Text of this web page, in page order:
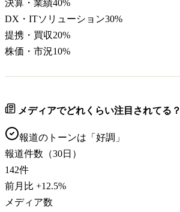
決算・業績40%
DX・ITソリューション30%
提携・買収20%
株価・市況10%
メディアでどれくらい注目されてる？
報道のトーンは「 好調 」
報道件数（30日）
142件
前月比 +12.5%
メディア数